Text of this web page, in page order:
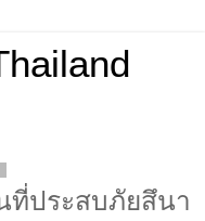
ประสบภัยสึนา